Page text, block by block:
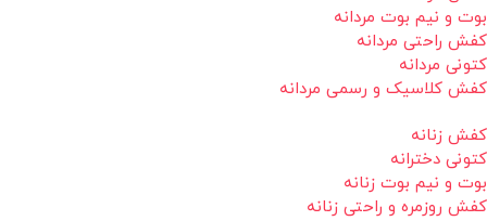
بوت و نیم بوت مردانه
کفش راحتی مردانه
کتونی مردانه
کفش کلاسیک و رسمی مردانه
کفش زنانه
کتونی دخترانه
بوت و نیم بوت زنانه
کفش روزمره و راحتی زنانه